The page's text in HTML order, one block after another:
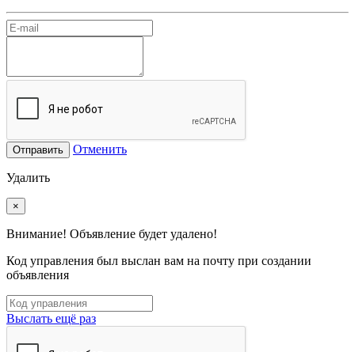
Отправить Отменить
Удалить
×
Внимание! Объявление будет удалено!
Код управления был выслан вам на почту при создании
объявления
Выслать ещё раз